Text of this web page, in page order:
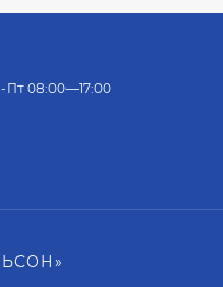
Пт 08:00—17:00